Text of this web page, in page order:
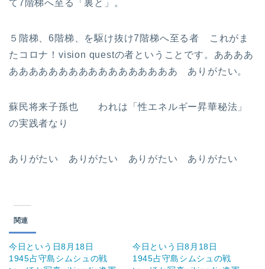
て7階梯へ至る「裏と」。
５階梯、6階梯、を駆け抜け7階梯へ至る者 これがま
たコロナ！vision questの者ということです。ああああ
あああああああああああああああああ ありがたい。
蘇民将来子孫也 われは「性エネルギー昇華秘法」
の実践者なり
ありがたい ありがたい ありがたい ありがたい
関連
今日という日8月18日
1945占守島シムシュの戦
今日という日8月18日
1945占守島シムシュの戦